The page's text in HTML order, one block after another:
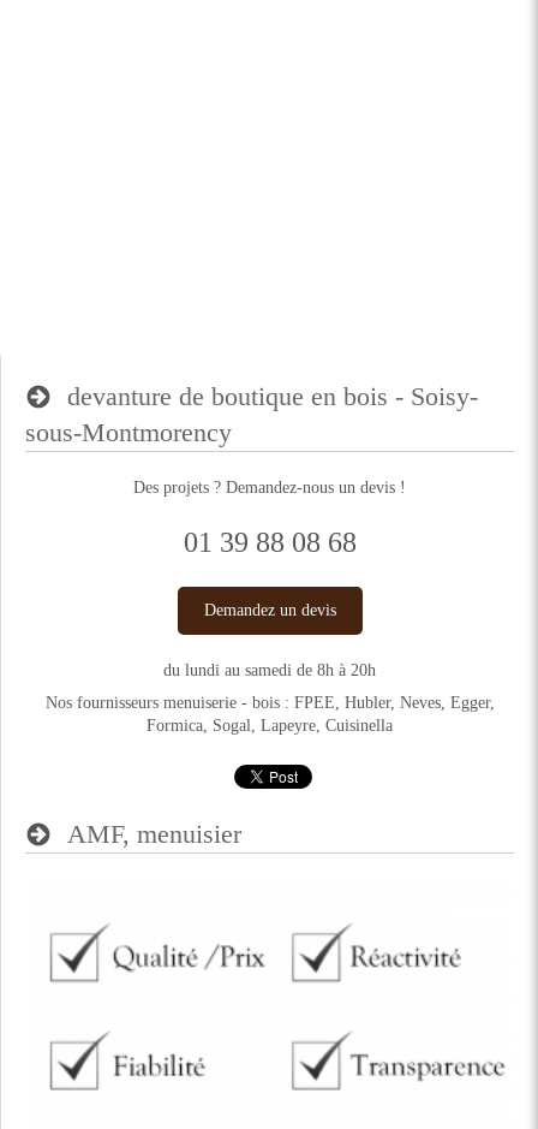
devanture de boutique en bois - Soisy-
sous-Montmorency
Des projets ? Demandez-nous un devis !
01 39 88 08 68
Demandez un devis
du lundi au samedi de 8h à 20h
Nos fournisseurs menuiserie - bois : ​FPEE, Hubler, Neves, Egger,
Formica, Sogal, Lapeyre, Cuisinella
AMF, menuisier